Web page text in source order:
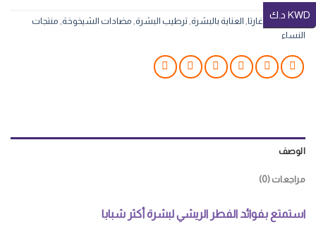
التصنيفات: أغارتا العناية بالبشرة ترطيب البشرة مضادات الشيخوخة منتجات
النساء
الوصف
مراجعات (0)
استمتع بفوائد الفطر الريشي لبشرة أكثر شبابا
KWD د.ك